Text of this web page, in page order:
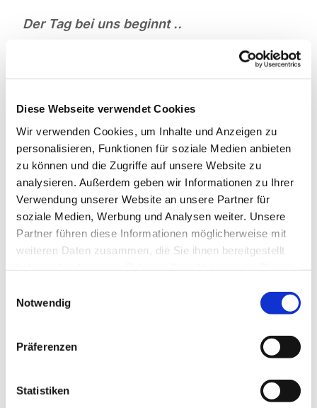
Diese Webseite verwendet Cookies
Wir verwenden Cookies, um Inhalte und Anzeigen zu
personalisieren, Funktionen für soziale Medien anbieten
zu können und die Zugriffe auf unsere Website zu
analysieren. Außerdem geben wir Informationen zu Ihrer
Verwendung unserer Website an unsere Partner für
soziale Medien, Werbung und Analysen weiter. Unsere
Partner führen diese Informationen möglicherweise mit
weiteren Daten zusammen, die Sie ihnen bereitgestellt
Notwendig
Präferenzen
Statistiken
Der Tag bei uns beginnt ..
... mit leckeren Kaffeespezialitäten und
gemütlicher Atmosphäre, und besonders
stolz sind wir auf unseren frischen, mit
Liebe selbstgebackenen Kuchen.
Spontan, allein, verabredet mit anderen, ob
aus der Gemeinde oder aus der
Nachbarschaft – ganz egal: Wir freuen uns
auf Sie und Euch alle. Hereinspaziert und
herzlich willkommen!